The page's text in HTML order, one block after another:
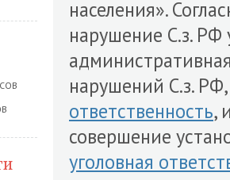
населения».
нарушение С.з. РФ
нарушений С.з.
ответственность,
совершение
уголовная